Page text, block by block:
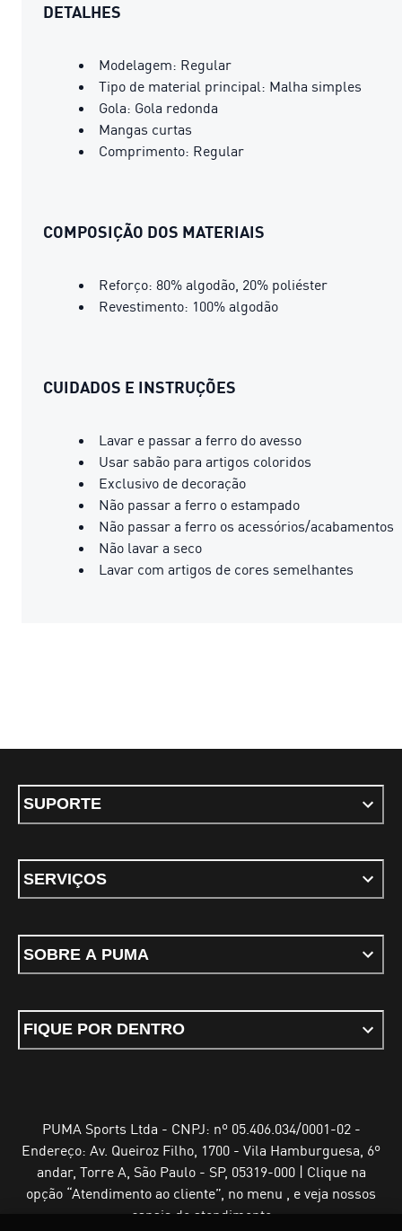
DETALHES
Modelagem: Regular
Tipo de material principal: Malha simples
Gola: Gola redonda
Mangas curtas
Comprimento: Regular
COMPOSIÇÃO DOS MATERIAIS
Reforço: 80% algodão, 20% poliéster
Revestimento: 100% algodão
CUIDADOS E INSTRUÇÕES
Lavar e passar a ferro do avesso
Usar sabão para artigos coloridos
Exclusivo de decoração
Não passar a ferro o estampado
Não passar a ferro os acessórios/acabamentos
Não lavar a seco
Lavar com artigos de cores semelhantes
SUPORTE
SERVIÇOS
SOBRE A PUMA
FIQUE POR DENTRO
PUMA Sports Ltda - CNPJ: nº 05.406.034/0001-02 -
Endereço: Av. Queiroz Filho, 1700 - Vila Hamburguesa, 6º
andar, Torre A, São Paulo - SP, 05319-000 | Clique na
opção “Atendimento ao cliente”, no menu , e veja nossos
canais de atendimento